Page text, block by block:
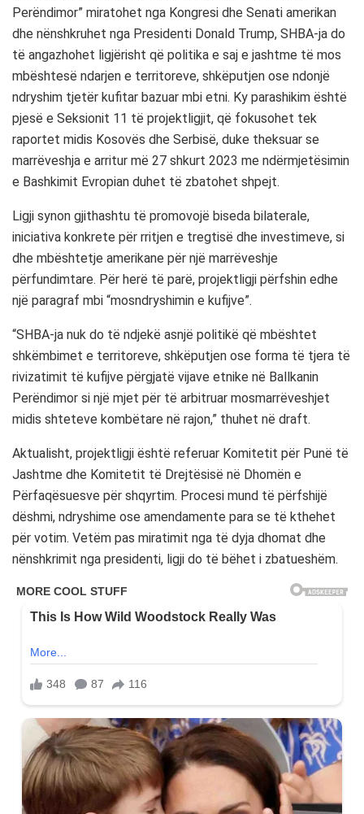
Perëndimor” miratohet nga Kongresi dhe Senati amerikan
dhe nënshkruhet nga Presidenti Donald Trump, SHBA-ja do
të angazhohet ligjërisht që politika e saj e jashtme të mos
mbështesë ndarjen e territoreve, shkëputjen ose ndonjë
ndryshim tjetër kufitar bazuar mbi etni. Ky parashikim është
pjesë e Seksionit 11 të projektligjit, që fokusohet tek
raportet midis Kosovës dhe Serbisë, duke theksuar se
marrëveshja e arritur më 27 shkurt 2023 me ndërmjetësimin
e Bashkimit Evropian duhet të zbatohet shpejt.
Ligji synon gjithashtu të promovojë biseda bilaterale,
iniciativa konkrete për rritjen e tregtisë dhe investimeve, si
dhe mbështetje amerikane për një marrëveshje
përfundimtare. Për herë të parë, projektligji përfshin edhe
një paragraf mbi “mosndryshimin e kufijve”.
“SHBA-ja nuk do të ndjekë asnjë politikë që mbështet
shkëmbimet e territoreve, shkëputjen ose forma të tjera të
rivizatimit të kufijve përgjatë vijave etnike në Ballkanin
Perëndimor si një mjet për të arbitruar mosmarrëveshjet
midis shteteve kombëtare në rajon,” thuhet në draft.
Aktualisht, projektligji është referuar Komitetit për Punë të
Jashtme dhe Komitetit të Drejtësisë në Dhomën e
Përfaqësuesve për shqyrtim. Procesi mund të përfshijë
dëshmi, ndryshime ose amendamente para se të kthehet
për votim. Vetëm pas miratimit nga të dyja dhomat dhe
nënshkrimit nga presidenti, ligji do të bëhet i zbatueshëm.